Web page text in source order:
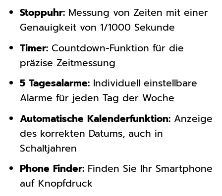
Stoppuhr:Messung von Zeiten mit einer
Genauigkeit von 1/1000 Sekunde
Timer:Countdown-Funktion für die
präzise Zeitmessung
5 Tagesalarme:Individuell einstellbare
Alarme für jeden Tag der Woche
Automatische Kalenderfunktion:Anzeige
des korrekten Datums, auch in
Schaltjahren
Phone Finder:Finden Sie Ihr Smartphone
auf Knopfdruck